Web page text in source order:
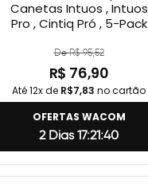
Canetas Intuos , Intuos
Pro , Cintiq Pró , 5-Pack
De R$ 95,52
R$ 76,90
Até 12x de R$7,83 no cartão
OFERTAS WACOM
2 Dias 17:21:39